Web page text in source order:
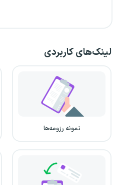
لینک‌های کاربردی
نمونه رزومه‌ها